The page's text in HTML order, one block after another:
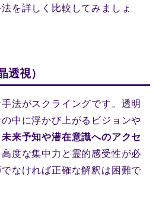
を詳しく比較してみましょ
透視）
法がスクライングです。透明
中に浮かび上がるビジョンや
未来予知や潜在意識へのアクセ
高度な集中力と霊的感受性が必
なければ正確な解釈は困難で